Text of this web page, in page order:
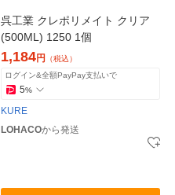
呉工業 クレポリメイト クリア
(500ML) 1250 1個
1,184円
（税込）
ログイン&全額PayPay支払いで
5%
KURE
LOHACOから発送